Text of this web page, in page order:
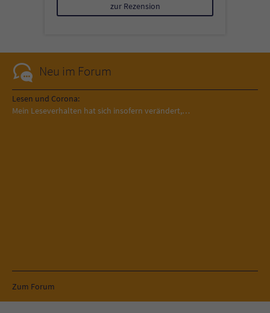
zur Rezension
Neu im Forum
Lesen und Corona:
Mein Leseverhalten hat sich insofern verändert,…
Zum Forum